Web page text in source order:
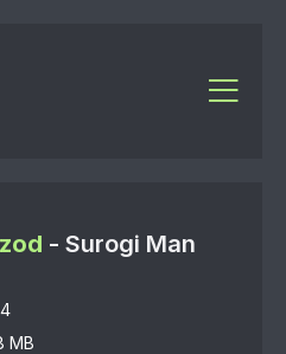
- Surogi Man
MB